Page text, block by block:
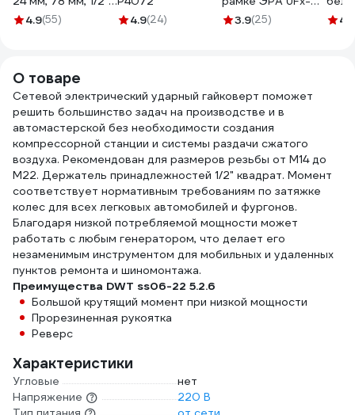
пластиковый кейс
4.9(55)
4.9(24)
1e-3x1.5-50m-IP44
3.9(25) 4.9
О товаре
Сетевой электрический ударный гайковерт поможет
решить большинство задач на производстве и в
автомастерской без необходимости создания
компрессорной станции и системы раздачи сжатого
воздуха. Рекомендован для размеров резьбы от М14 до
М22. Держатель принадлежностей 1/2" квадрат. Момент
соответствует нормативным требованиям по затяжке
колес для всех легковых автомобилей и фургонов.
Благодаря низкой потребляемой мощности может
работать с любым генератором, что делает его
незаменимым инструментом для мобильных и удаленных
пунктов ремонта и шиномонтажа.
Преимущества DWT ss06-22 5.2.6
Большой крутящий момент при низкой мощности
Прорезиненная рукоятка
Реверс
Характеристики
Угловые
нет
Напряжение
220 В